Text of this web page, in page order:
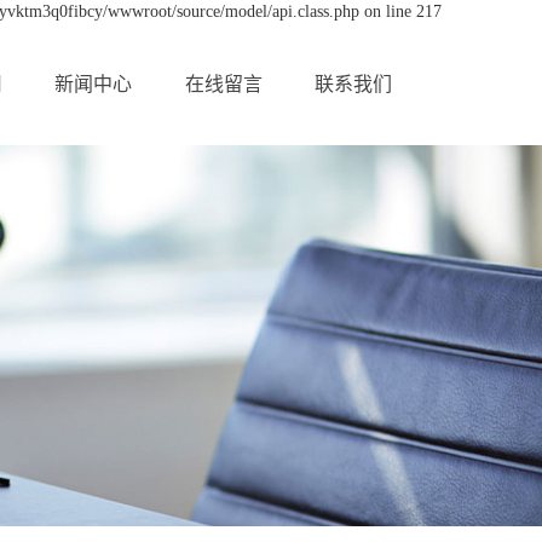
wwwroot/source/model/api.class.php on line 217
新闻中心 在线留言 联系我们